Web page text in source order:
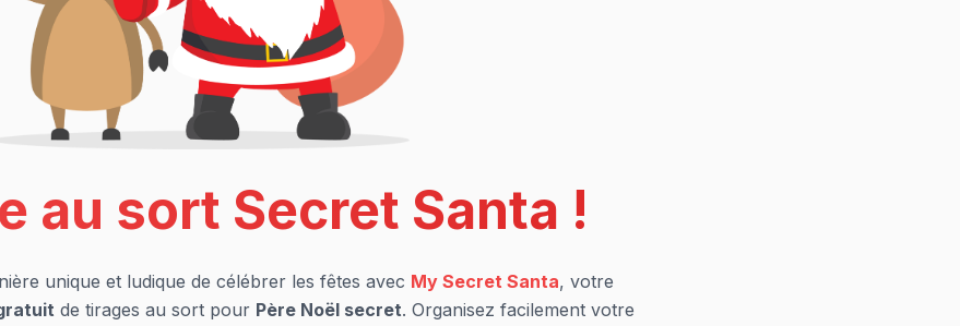
au sort Secret Santa !
unique et ludique de célébrer les fêtes avec My Secret Santa, votre
de tirages au sort pour Père Noël secret. Organisez facilement votre